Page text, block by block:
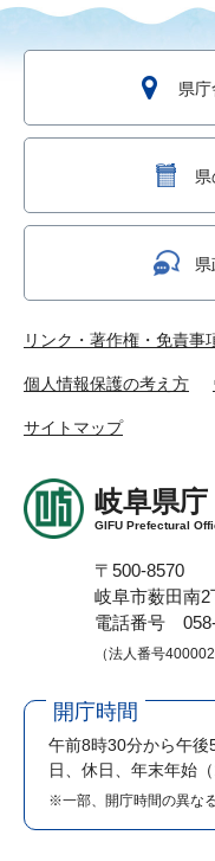
県
リンク・著作権・免責事
個人情報保護の考え方
サイトマップ
岐阜県庁
GIFU Prefectural
〒500-8570
岐阜市薮田南
電話番号 058-
（法人番号
開庁時間
午前8時30分から午後
日、休日、年末年始
※一部、開庁時間の異な